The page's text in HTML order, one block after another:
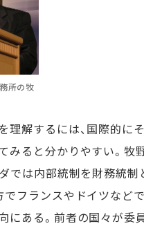
所の牧
理解するには、国際的に
みると分かりやすい。牧
ダでは内部統制を財務統
でフランスやドイツなど
にある。前者の国々が委